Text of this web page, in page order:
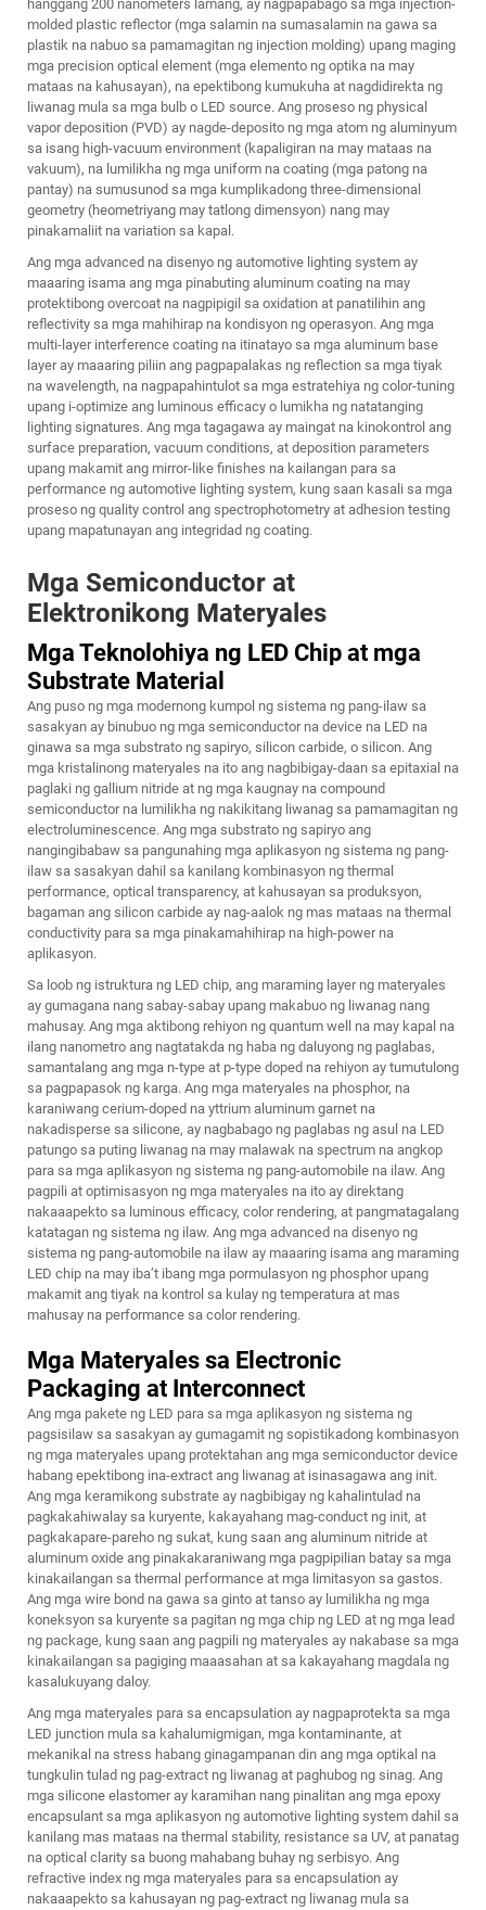
hanggang 200 nanometers lamang, ay nagpapabago sa mga injection-
molded plastic reflector (mga salamin na sumasalamin na gawa sa
plastik na nabuo sa pamamagitan ng injection molding) upang maging
mga precision optical element (mga elemento ng optika na may
mataas na kahusayan), na epektibong kumukuha at nagdidirekta ng
liwanag mula sa mga bulb o LED source. Ang proseso ng physical
vapor deposition (PVD) ay nagde-deposito ng mga atom ng aluminyum
sa isang high-vacuum environment (kapaligiran na may mataas na
vakuum), na lumilikha ng mga uniform na coating (mga patong na
pantay) na sumusunod sa mga kumplikadong three-dimensional
geometry (heometriyang may tatlong dimensyon) nang may
pinakamaliit na variation sa kapal.
Ang mga advanced na disenyo ng automotive lighting system ay
maaaring isama ang mga pinabuting aluminum coating na may
protektibong overcoat na nagpipigil sa oxidation at panatilihin ang
reflectivity sa mga mahihirap na kondisyon ng operasyon. Ang mga
multi-layer interference coating na itinatayo sa mga aluminum base
layer ay maaaring piliin ang pagpapalakas ng reflection sa mga tiyak
na wavelength, na nagpapahintulot sa mga estratehiya ng color-tuning
upang i-optimize ang luminous efficacy o lumikha ng natatanging
lighting signatures. Ang mga tagagawa ay maingat na kinokontrol ang
surface preparation, vacuum conditions, at deposition parameters
upang makamit ang mirror-like finishes na kailangan para sa
performance ng automotive lighting system, kung saan kasali sa mga
proseso ng quality control ang spectrophotometry at adhesion testing
upang mapatunayan ang integridad ng coating.
Mga Semiconductor at
Elektronikong Materyales
Mga Teknolohiya ng LED Chip at mga
Substrate Material
Ang puso ng mga modernong kumpol ng sistema ng pang-ilaw sa
sasakyan ay binubuo ng mga semiconductor na device na LED na
ginawa sa mga substrato ng sapiryo, silicon carbide, o silicon. Ang
mga kristalinong materyales na ito ang nagbibigay-daan sa epitaxial na
paglaki ng gallium nitride at ng mga kaugnay na compound
semiconductor na lumilikha ng nakikitang liwanag sa pamamagitan ng
electroluminescence. Ang mga substrato ng sapiryo ang
nangingibabaw sa pangunahing mga aplikasyon ng sistema ng pang-
ilaw sa sasakyan dahil sa kanilang kombinasyon ng thermal
performance, optical transparency, at kahusayan sa produksyon,
bagaman ang silicon carbide ay nag-aalok ng mas mataas na thermal
conductivity para sa mga pinakamahihirap na high-power na
aplikasyon.
Sa loob ng istruktura ng LED chip, ang maraming layer ng materyales
ay gumagana nang sabay-sabay upang makabuo ng liwanag nang
mahusay. Ang mga aktibong rehiyon ng quantum well na may kapal na
ilang nanometro ang nagtatakda ng haba ng daluyong ng paglabas,
samantalang ang mga n-type at p-type doped na rehiyon ay tumutulong
sa pagpapasok ng karga. Ang mga materyales na phosphor, na
karaniwang cerium-doped na yttrium aluminum garnet na
nakadisperse sa silicone, ay nagbabago ng paglabas ng asul na LED
patungo sa puting liwanag na may malawak na spectrum na angkop
para sa mga aplikasyon ng sistema ng pang-automobile na ilaw. Ang
pagpili at optimisasyon ng mga materyales na ito ay direktang
nakaaapekto sa luminous efficacy, color rendering, at pangmatagalang
katatagan ng sistema ng ilaw. Ang mga advanced na disenyo ng
sistema ng pang-automobile na ilaw ay maaaring isama ang maraming
LED chip na may iba’t ibang mga pormulasyon ng phosphor upang
makamit ang tiyak na kontrol sa kulay ng temperatura at mas
mahusay na performance sa color rendering.
Mga Materyales sa Electronic
Packaging at Interconnect
Ang mga pakete ng LED para sa mga aplikasyon ng sistema ng
pagsisilaw sa sasakyan ay gumagamit ng sopistikadong kombinasyon
ng mga materyales upang protektahan ang mga semiconductor device
habang epektibong ina-extract ang liwanag at isinasagawa ang init.
Ang mga keramikong substrate ay nagbibigay ng kahalintulad na
pagkakahiwalay sa kuryente, kakayahang mag-conduct ng init, at
pagkakapare-pareho ng sukat, kung saan ang aluminum nitride at
aluminum oxide ang pinakakaraniwang mga pagpipilian batay sa mga
kinakailangan sa thermal performance at mga limitasyon sa gastos.
Ang mga wire bond na gawa sa ginto at tanso ay lumilikha ng mga
koneksyon sa kuryente sa pagitan ng mga chip ng LED at ng mga lead
ng package, kung saan ang pagpili ng materyales ay nakabase sa mga
kinakailangan sa pagiging maaasahan at sa kakayahang magdala ng
kasalukuyang daloy.
Ang mga materyales para sa encapsulation ay nagpaprotekta sa mga
LED junction mula sa kahalumigmigan, mga kontaminante, at
mekanikal na stress habang ginagampanan din ang mga optikal na
tungkulin tulad ng pag-extract ng liwanag at paghubog ng sinag. Ang
mga silicone elastomer ay karamihan nang pinalitan ang mga epoxy
encapsulant sa mga aplikasyon ng automotive lighting system dahil sa
kanilang mas mataas na thermal stability, resistance sa UV, at panatag
na optical clarity sa buong mahabang buhay ng serbisyo. Ang
refractive index ng mga materyales para sa encapsulation ay
nakaaapekto sa kahusayan ng pag-extract ng liwanag mula sa